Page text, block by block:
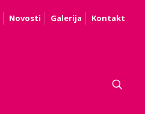
Novosti Galerija Kontakt